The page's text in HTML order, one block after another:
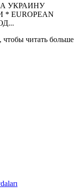
УКРАИНУ
EUROPEAN
читать больше